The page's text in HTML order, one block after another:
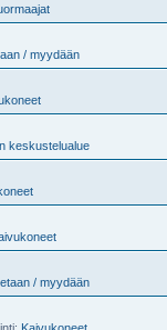
/ myydään
keskustelualue
/ myydään
Kaivukoneet